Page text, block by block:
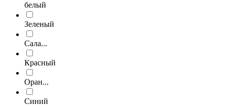
белый
Зеленый
Сала...
Красный
Оран...
Синий